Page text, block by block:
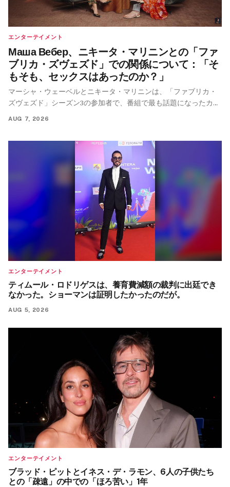
エンターテイメント
Маша Вебер、ニキータ・マリニンとの「ファ
ブリカ・ズヴェズド」での関係について：「そ
もそも、セックスはあったのか？」
マーシャ・ウェーベルとニキータ・マリニンは、「ファブリカ・
ズヴェズド」シーズン3の参加者で、番組で最も話題になったカッ
プルの1組でした。
AUG 7, 2026
エンターテイメント
ティムール・ロドリゲスは、養育費減額の裁判に出廷でき
なかった。ショーマンは証明したかったのだが。
AUG 5, 2026
エンターテイメント
ブラッド・ピットとイネス・デ・ラモン、6人の子供たち
との「疎遠」の中での「ほろ苦い」1年